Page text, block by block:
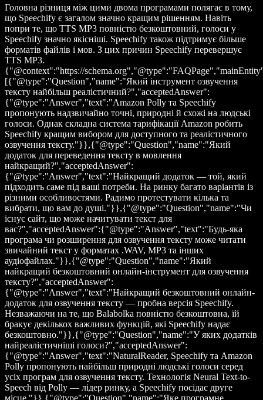
Головна різниця між цими двома програмами полягає в тому,
що Speechify є загалом значно кращим рішенням. Навіть
попри те, що TTS MP3 повністю безкоштовний, голоси у
Speechify значно якісніші. Speechify також підтримує більше
форматів файлів і мов. З цих причин Speechify перевершує
TTS MP3.
{"@context":"https://
[{"@type":"Question","name":"Який інструмент озвучення
тексту найбільш реалістичний?","acceptedAnswer":
{"@type":"Answer","text":"Amazon Polly та Speechify
пропонують надзвичайно точні, природні й схожі на людські
голоси. Однак складна система тарифікації Amazon робить
Speechify кращим вибором для доступного та реалістичного
озвучення тексту."}},{"@type":"Question","name":"Який
додаток для переведення тексту в мовлення
найкращий?","acceptedAnswer":
{"@type":"Answer","text":"Найкращий додаток — той, який
підходить саме під ваші потреби. На ринку багато варіантів із
різними особливостями. Радимо протестувати кілька та
вибрати, що вам до душі."}},{"@type":"Question","name":"Чи
існує сайт, що може начитувати текст для
вас?","acceptedAnswer":{"@type":"Answer","text":"Будь-яка
програма чи розширення для озвучення тексту може читати
звичайний текст у форматах .WAV, MP3 та інших
аудіофайлах."}},{"@type":"Question","name":"Який
найкращий безкоштовний онлайн-інструмент для озвучення
тексту?","acceptedAnswer":
{"@type":"Answer","text":"Найкращий безкоштовний онлайн-
додаток для озвучення тексту — пробна версія Speechify.
Незважаючи на те, що Balabolka повністю безкоштовна, їй
бракує декількох важливих функцій, які Speechify надає
безкоштовно."}},{"@type":"Question","name":"У яких додатків
найреалістичніші голоси?","acceptedAnswer":
{"@type":"Answer","text":"NaturalReader, Speechify та Amazon
Polly пропонують найбільш природні людські голоси серед
усіх програм для озвучення тексту. Технологія Neural Text-to-
Speech від Polly — лідер ринку, а Speechify посідає друге